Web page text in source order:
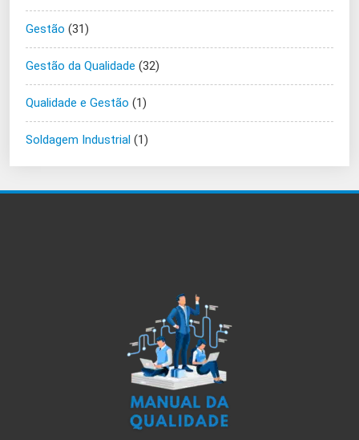
Gestão (31)
Gestão da Qualidade (32)
Qualidade e Gestão (1)
Soldagem Industrial (1)